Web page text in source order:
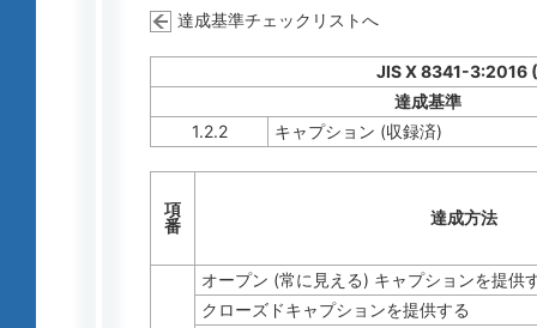
達成基準チェックリストへ
JIS X 8341-3:2016
達成基準
1.2.2
キャプション (収録済)
項
番
達成方法
オープン (常に見える) キャプションを提供
クローズドキャプションを提供する